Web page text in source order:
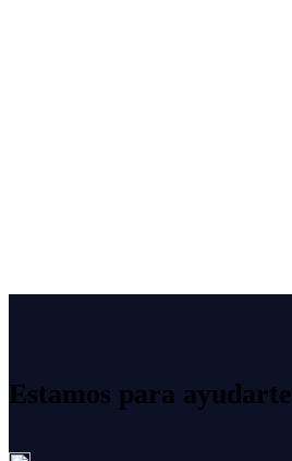
Estamos para ayudarte